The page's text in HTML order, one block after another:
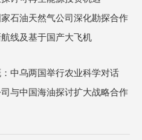
石油天然气公司深化勘探合作
线及基于国产大飞机
中乌两国举行农业科学对话
与中国海油探讨扩大战略合作